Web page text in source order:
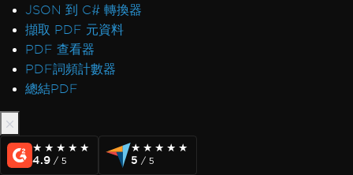
JSON 到 C# 轉換器
擷取 PDF 元資料
PDF 查看器
PDF詞頻計數器
總結PDF
★★★★★
★★★★★
4.9 / 5
★★★★★
★★★★★
5 / 5